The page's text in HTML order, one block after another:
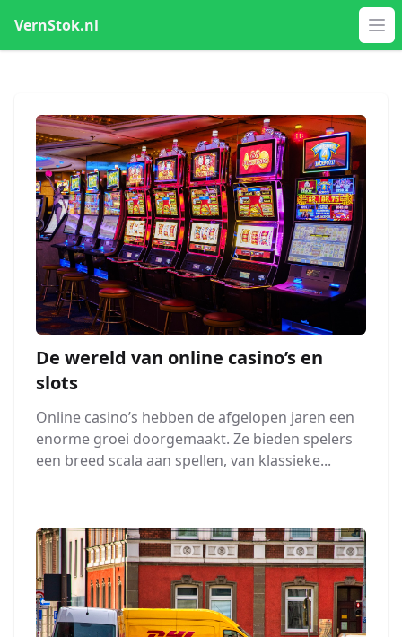
VernStok.nl
De wereld van online casino’s en
slots
Online casino’s hebben de afgelopen jaren een
enorme groei doorgemaakt. Ze bieden spelers
een breed scala aan spellen, van klassieke...